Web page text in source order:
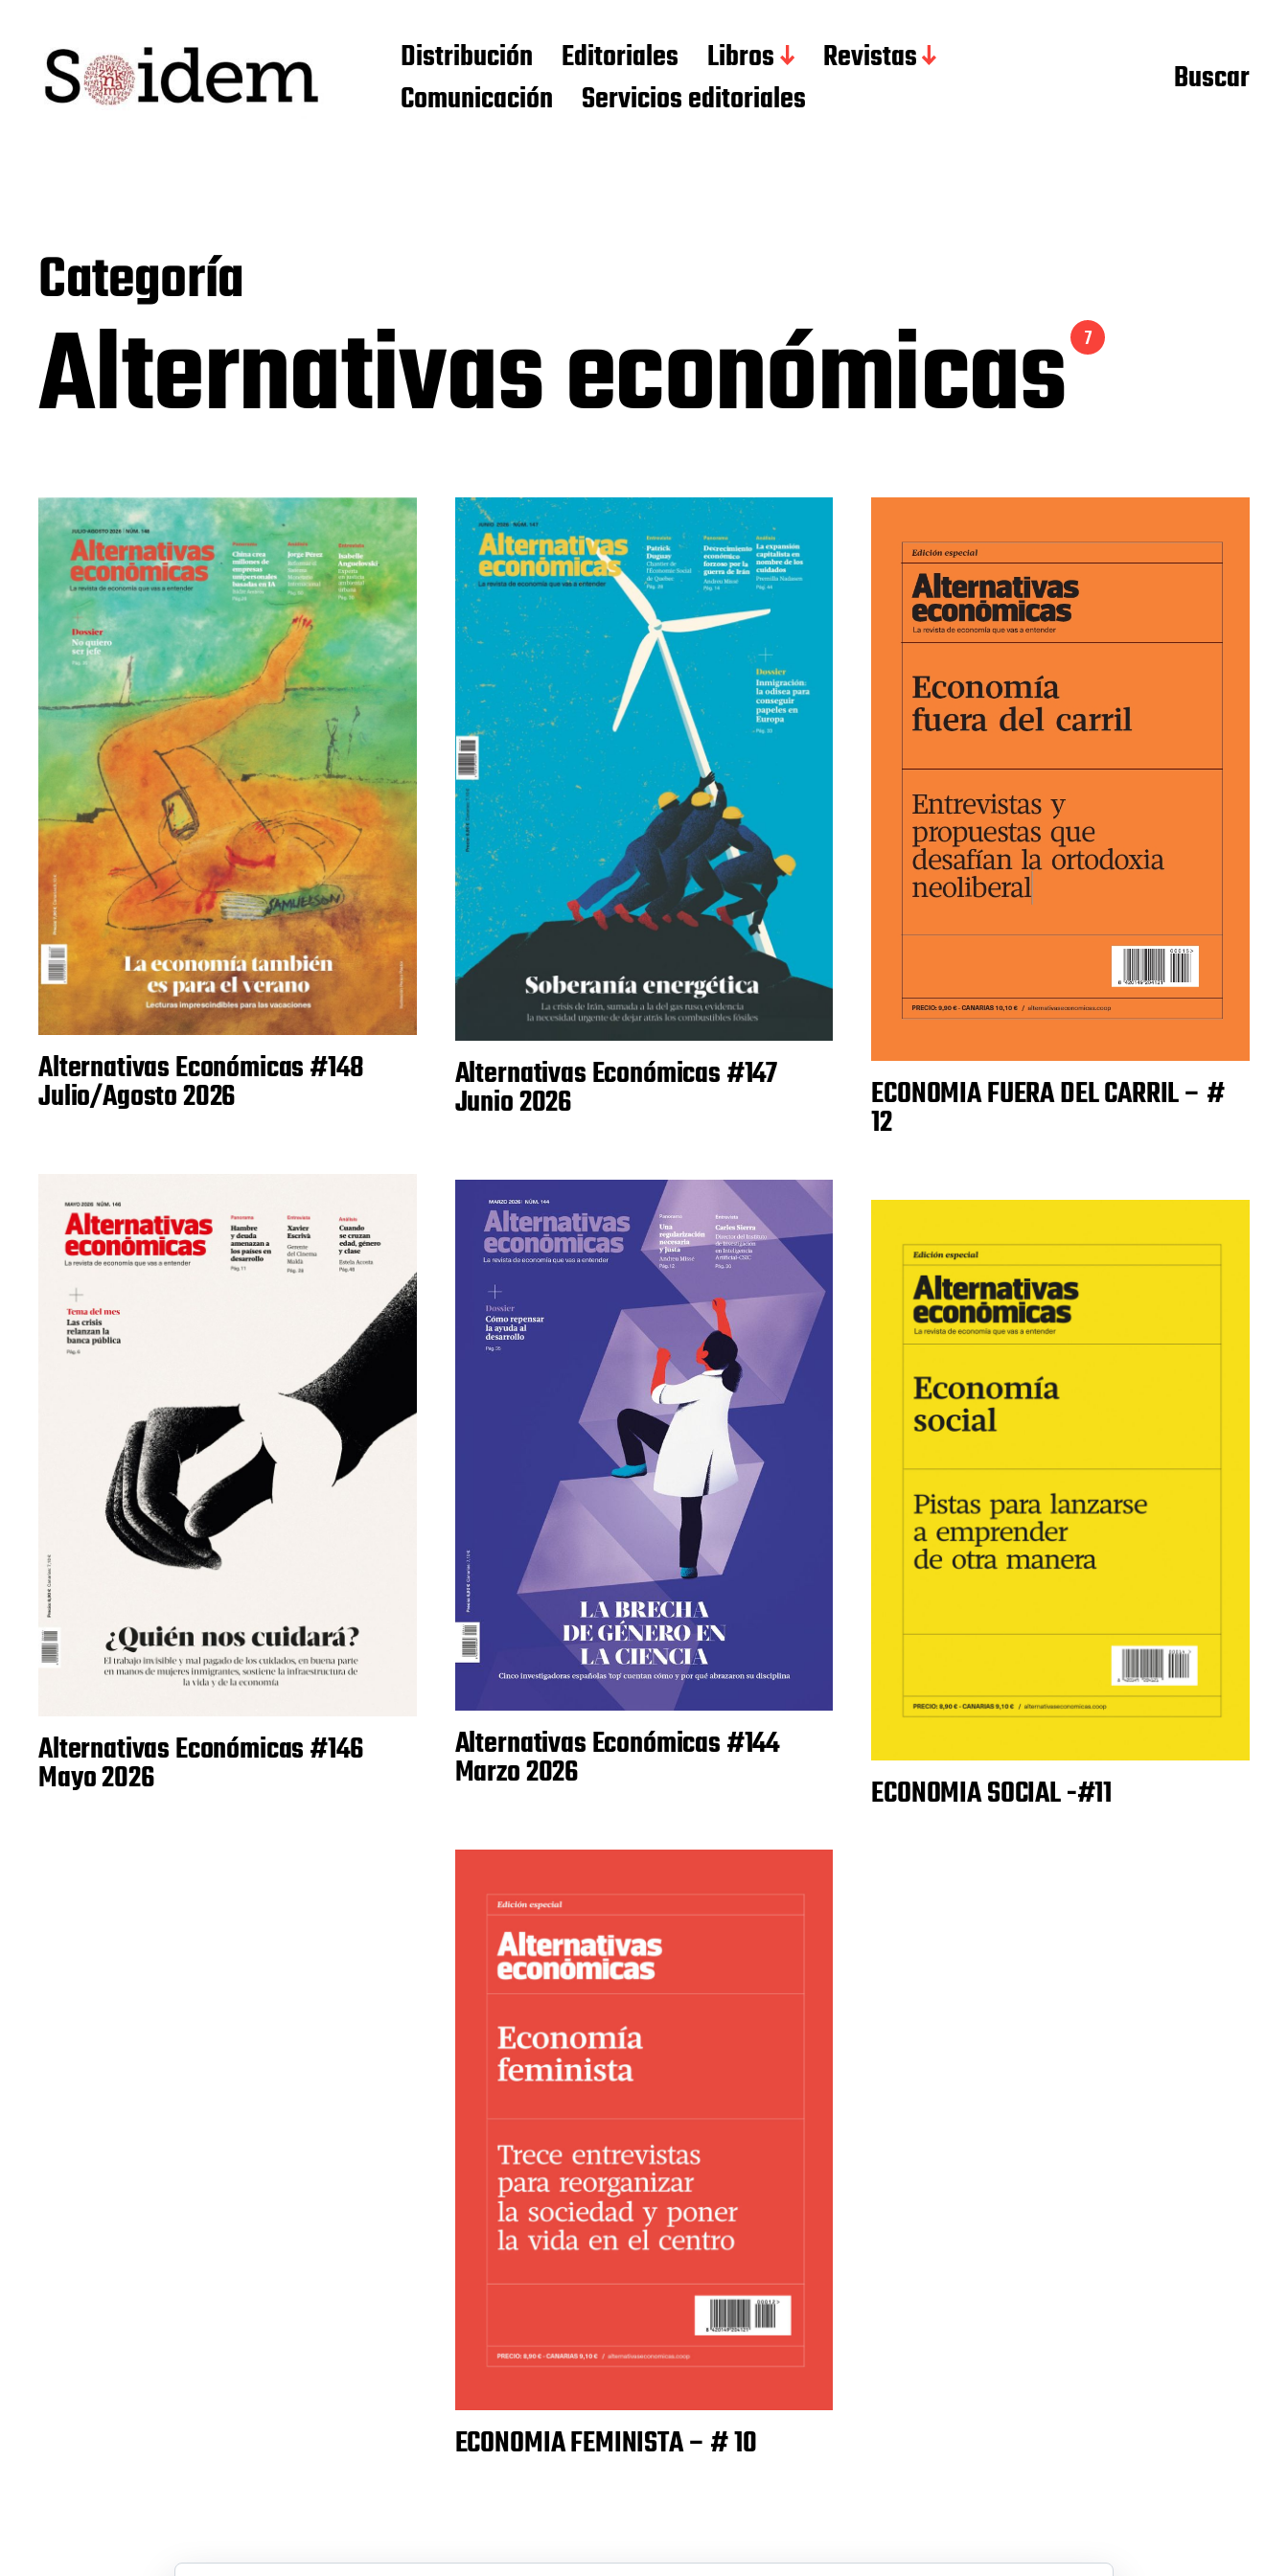
Distribución Editoriales Libros
Revistas
Comunicación
Servicios editoriales Buscar
Categoría
Alternativas económicas7
Alternativas Económicas #148
Julio/Agosto 2026
Alternativas Económicas #147
Junio 2026 ECONOMIA FUERA DEL CARRIL – #
12
Alternativas Económicas #146
Mayo 2026
Alternativas Económicas #144
Marzo 2026 ECONOMIA SOCIAL -#11
ECONOMIA FEMINISTA – # 10